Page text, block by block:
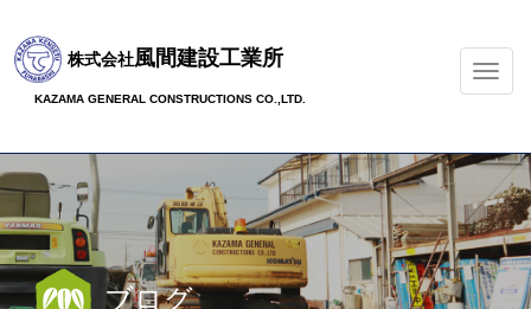
ナ
ビ
ー
シ
ョ
ン
の
切
株式会社風間建設工業所
KAZAMA GENERAL CONSTRUCTIONS CO.,LTD.
ブログ